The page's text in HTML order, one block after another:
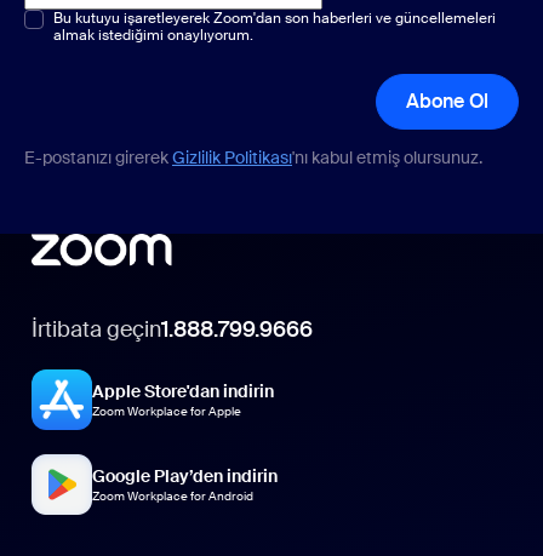
Çoktan seçmeli veya tek seçenekli*
Bu kutuyu işaretleyerek Zoom'dan son haberleri ve güncellemeleri
almak istediğimi onaylıyorum.
Abone Ol
E-postanızı girerekGizlilik Politikası'nı kabul etmiş olursunuz.
İrtibata geçin1.888.799.9666
Apple Store'dan indirin
Zoom Workplace for Apple
Google Play’den indirin
Zoom Workplace for Android